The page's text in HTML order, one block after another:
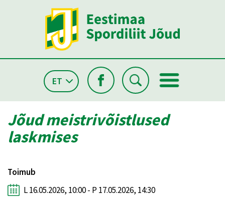
ET
Jõud meistrivõistlused
laskmises
Toimub
L 16.05.2026, 10:00 - P 17.05.2026, 14:30